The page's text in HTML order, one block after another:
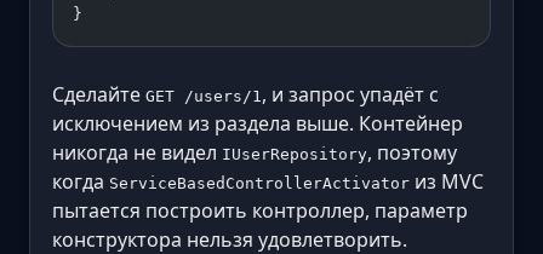
}
Сделайте GET /users/1 , и запрос упадёт с
исключением из раздела выше. Контейнер
никогда не видел IUserRepository, поэтому
когда ServiceBasedControllerActivator из MVC
пытается построить контроллер, параметр
конструктора нельзя удовлетворить.